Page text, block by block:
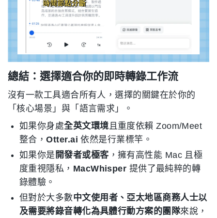
總結：選擇適合你的即時轉錄工作流
沒有一款工具適合所有人，選擇的關鍵在於你的
「核心場景」與「語言需求」。
如果你身處全英文環境且重度依賴 Zoom/Meet
整合，Otter.ai 依然是行業標竿。
如果你是 開發者或極客，擁有高性能 Mac 且極
度重視隱私， MacWhisper 提供了最純粹的轉
錄體驗。
但對於大多數中文使用者、亞太地區商務人士以
及需要將錄音轉化為具體行動方案的團隊來說，